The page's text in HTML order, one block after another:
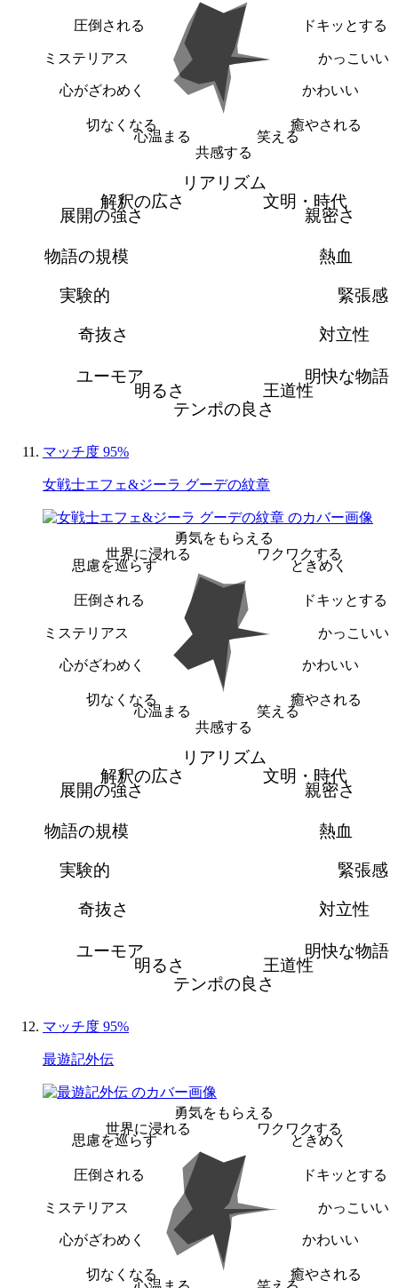
ドキッとする
かっこいい
かわいい
癒やされる
笑える
共感する
心温まる
切なくなる
心がざわめく
ミステリアス
圧倒される
リアリズム
文明・時代
親密さ
熱血
緊張感
対立性
明快な物語
王道性
テンポの良さ
明るさ
ユーモア
奇抜さ
実験的
物語の規模
展開の強さ
解釈の広さ
マッチ度 95%
女戦士エフェ&ジーラ グーデの紋章
勇気をもらえる
ワクワクする
ときめく
ドキッとする
かっこいい
かわいい
癒やされる
笑える
共感する
心温まる
切なくなる
心がざわめく
ミステリアス
圧倒される
思慮を巡らす
世界に浸れる
リアリズム
文明・時代
親密さ
熱血
緊張感
対立性
明快な物語
王道性
テンポの良さ
明るさ
ユーモア
奇抜さ
実験的
物語の規模
展開の強さ
解釈の広さ
マッチ度 95%
最遊記外伝
勇気をもらえる
ワクワクする
ときめく
ドキッとする
かっこいい
かわいい
癒やされる
切なくなる
心がざわめく
ミステリアス
圧倒される
思慮を巡らす
世界に浸れる